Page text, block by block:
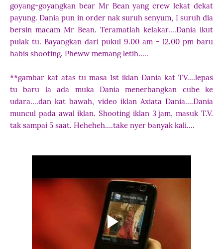
goyang-goyangkan bear Mr Bean yang crew lekat dekat
payung. Dania pun in order nak suruh senyum, I suruh dia
bersin macam Mr Bean. Teramatlah kelakar....Dania ikut
pulak tu. Bayangkan dari pukul 9.00 am - 12.00 pm baru
habis shooting. Pheww memang letih.....
**gambar kat atas tu masa 1st iklan Dania kat TV....lepas
tu baru la ada muka Dania menerbangkan cube ke
udara....dan kat bawah, video iklan Axiata Dania....Dania
muncul pada awal iklan. Shooting iklan 3 jam, masuk T.V.
tak sampai 5 saat. Heheheh....take nyer banyak kali....